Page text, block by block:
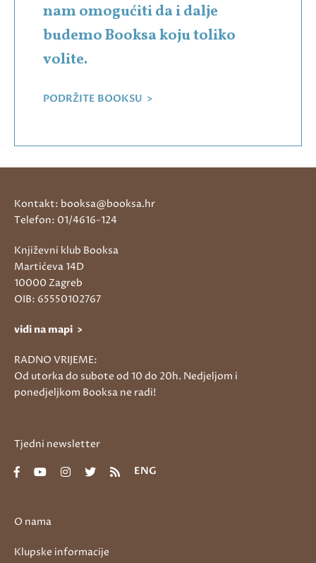
nam omogućiti da i dalje
budemo Booksa koju toliko
volite.
PODRŽITE BOOKSU >
O nama
Klupske informacije
Kontakt: booksa@booksa.hr
Telefon: 01/4616-124
Književni klub Booksa
Martićeva 14D
10000 Zagreb
OIB: 65550102767
vidi na mapi >
RADNO VRIJEME:
Od utorka do subote od 10 do 20h. Nedjeljom i
ponedjeljkom Booksa ne radi!
Tjedni newsletter
ENG